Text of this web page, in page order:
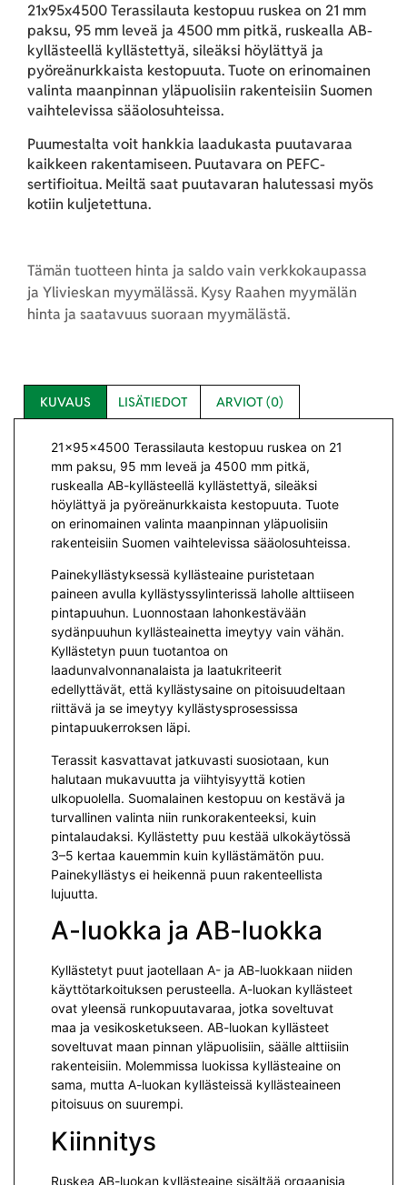
21x95x4500 Terassilauta kestopuu ruskea on 21 mm
paksu, 95 mm leveä ja 4500 mm pitkä, ruskealla AB-
kyllästeellä kyllästettyä, sileäksi höylättyä ja
pyöreänurkkaista kestopuuta. Tuote on erinomainen
valinta maanpinnan yläpuolisiin rakenteisiin Suomen
vaihtelevissa sääolosuhteissa.
Puumestalta voit hankkia laadukasta puutavaraa
kaikkeen rakentamiseen. Puutavara on PEFC-
sertifioitua. Meiltä saat puutavaran halutessasi myös
kotiin kuljetettuna.
Tämän tuotteen hinta ja saldo vain verkkokaupassa
ja Ylivieskan myymälässä. Kysy Raahen myymälän
hinta ja saatavuus suoraan myymälästä.
KUVAUS LISÄTIEDOT ARVIOT (0)
21x95x4500 Terassilauta kestopuu ruskea on 21
mm paksu, 95 mm leveä ja 4500 mm pitkä,
ruskealla AB-kyllästeellä kyllästettyä, sileäksi
höylättyä ja pyöreänurkkaista kestopuuta. Tuote
on erinomainen valinta maanpinnan yläpuolisiin
rakenteisiin Suomen vaihtelevissa sääolosuhteissa.
Painekyllästyksessä kyllästeaine puristetaan
paineen avulla kyllästyssylinterissä laholle alttiiseen
pintapuuhun. Luonnostaan lahonkestävään
sydänpuuhun kyllästeainetta imeytyy vain vähän.
Kyllästetyn puun tuotantoa on
laadunvalvonnanalaista ja laatukriteerit
edellyttävät, että kyllästysaine on pitoisuudeltaan
riittävä ja se imeytyy kyllästysprosessissa
pintapuukerroksen läpi.
Terassit kasvattavat jatkuvasti suosiotaan, kun
halutaan mukavuutta ja viihtyisyyttä kotien
ulkopuolella. Suomalainen kestopuu on kestävä ja
turvallinen valinta niin runkorakenteeksi, kuin
pintalaudaksi. Kyllästetty puu kestää ulkokäytössä
3–5 kertaa kauemmin kuin kyllästämätön puu.
Painekyllästys ei heikennä puun rakenteellista
lujuutta.
A-luokka ja AB-luokka
Kyllästetyt puut jaotellaan A- ja AB-luokkaan niiden
käyttötarkoituksen perusteella. A-luokan kyllästeet
ovat yleensä runkopuutavaraa, jotka soveltuvat
maa ja vesikosketukseen. AB-luokan kyllästeet
soveltuvat maan pinnan yläpuolisiin, säälle alttiisiin
rakenteisiin. Molemmissa luokissa kyllästeaine on
sama, mutta A-luokan kyllästeissä kyllästeaineen
pitoisuus on suurempi.
Kiinnitys
Ruskea AB-luokan kyllästeaine sisältää orgaanisia